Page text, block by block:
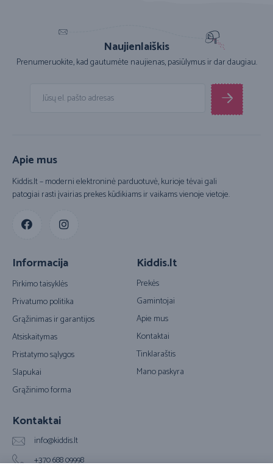
Naujienlaiškis
Prenumeruokite, kad gautumėte naujienas, pasiūlymus ir dar daugiau.
Apie mus
Kiddis.lt – moderni elektroninė parduotuvė, kurioje tėvai gali
patogiai rasti įvairias prekes kūdikiams ir vaikams vienoje vietoje.
Informacija
Pirkimo taisyklės
Privatumo politika
Grąžinimas ir garantijos
Atsiskaitymas
Pristatymo sąlygos
Slapukai
Grąžinimo forma
Kiddis.lt
Prekės
Gamintojai
Apie mus
Kontaktai
Tinklaraštis
Mano paskyra
Kontaktai
info@kiddis.lt
+370 688 09998